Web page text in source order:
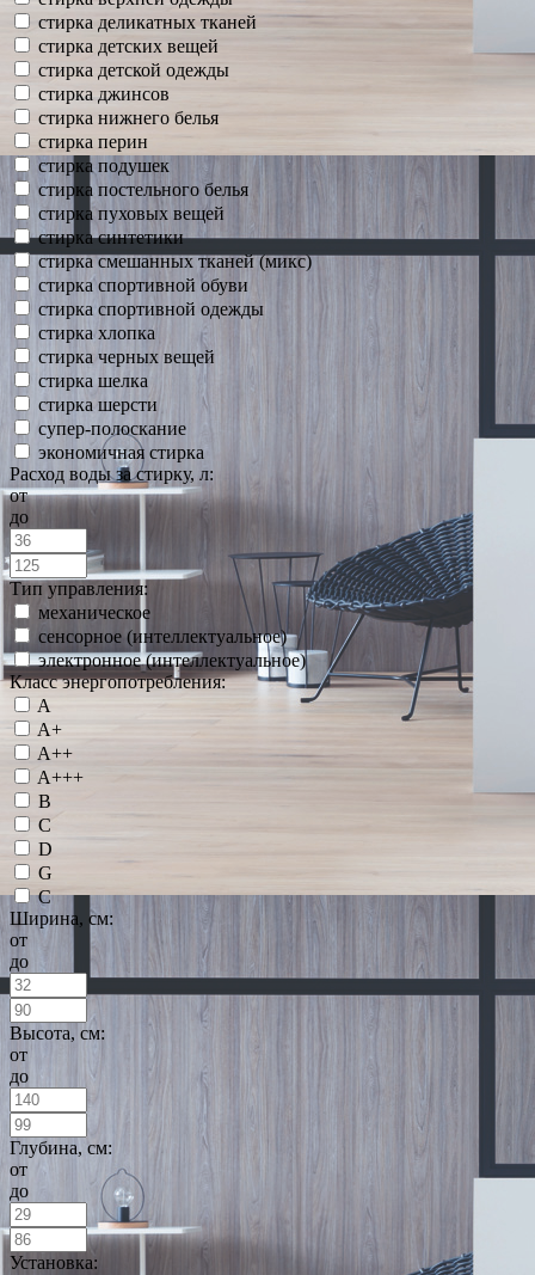
стирка деликатных тканей
стирка детских вещей
стирка детской одежды
стирка джинсов
стирка нижнего белья
стирка перин
стирка подушек
стирка постельного белья
стирка пуховых вещей
стирка синтетики
стирка смешанных тканей (микс)
стирка спортивной обуви
стирка спортивной одежды
стирка хлопка
стирка черных вещей
стирка шелка
стирка шерсти
супер-полоскание
экономичная стирка
Расход воды за стирку, л:
от
до
Тип управления:
механическое
сенсорное (интеллектуальное)
электронное (интеллектуальное)
Класс энергопотребления:
A
A+
A++
A+++
B
C
D
G
С
Ширина, см:
от
до
Высота, см:
от
до
Глубина, см:
от
до
Установка: